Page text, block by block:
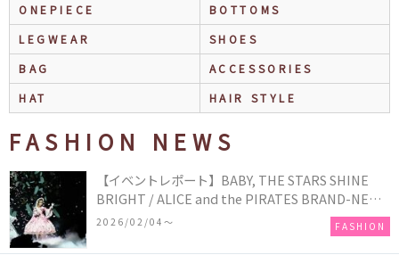
ONEPIECE
BOTTOMS
LEGWEAR
SHOES
BAG
ACCESSORIES
HAT
HAIR STYLE
FASHION NEWS
【イベントレポート】BABY, THE STARS SHINE
BRIGHT / ALICE and the PIRATES BRAND-NEW
COLLECTION in TOKYO
2026/02/04〜 FASHION